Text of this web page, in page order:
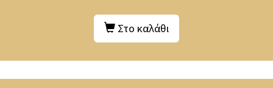
Στο καλάθι